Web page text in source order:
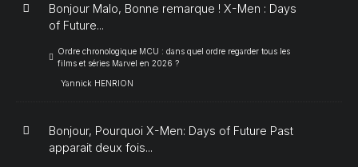
Bonjour Malo, Bonne remarque ! X-Men : Days
of Future...
Ordre chronologique MCU : dans quel ordre regarder tous les
films et séries Marvel en 2026 ?
Yannick HENRION
Bonjour, Pourquoi X-Men: Days of Future Past
apparait deux fois...